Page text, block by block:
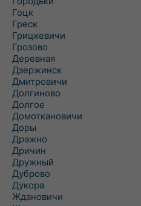
Гоцк
Греск
Грицкевичи
Грозово
Деревная
Дзержинск
Дмитровичи
Долгиново
Долгое
Домоткановичи
Доры
Дражно
Дричин
Дружный
Дуброво
Дукора
Ждановичи